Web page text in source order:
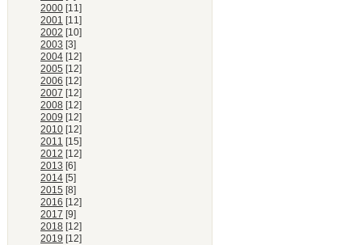
2000 [11]
2001 [11]
2002 [10]
2003 [3]
2004 [12]
2005 [12]
2006 [12]
2007 [12]
2008 [12]
2009 [12]
2010 [12]
2011 [15]
2012 [12]
2013 [6]
2014 [5]
2015 [8]
2016 [12]
2017 [9]
2018 [12]
2019 [12]